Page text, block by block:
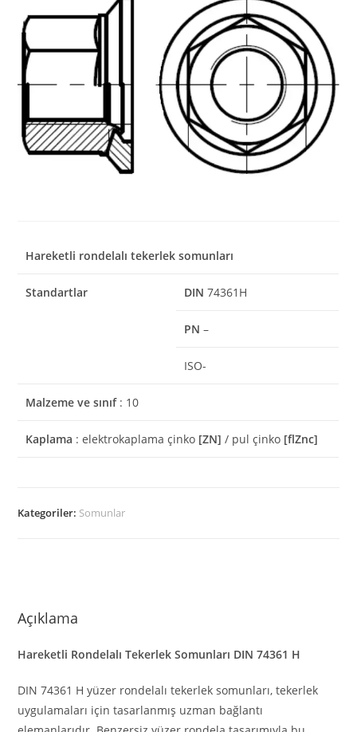
Hareketli rondelalı tekerlek somunları
Standartlar DIN 74361H
PN –
ISO-
Malzeme ve sınıf: 10
Kaplama : elektrokaplama çinko [ZN] / pul çinko [flZnc]
Kategoriler: Somunlar
Açıklama
Hareketli Rondelalı Tekerlek Somunları DIN 74361 H
DIN 74361 H yüzer rondelalı tekerlek somunları, tekerlek
uygulamaları için tasarlanmış uzman bağlantı